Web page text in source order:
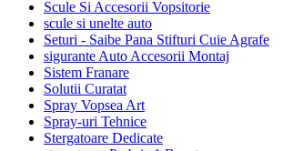
Scule Si Accesorii Vopsitorie
scule si unelte auto
Seturi - Saibe Pana Stifturi Cuie Agrafe
sigurante Auto Accesorii Montaj
Sistem Franare
Solutii Curatat
Spray Vopsea Art
Spray-uri Tehnice
Stergatoare Dedicate